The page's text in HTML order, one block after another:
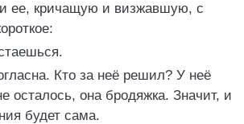
ее, кричащую и визжавшую, с
Кто за неё решил? У неё
осталось, она бродяжка. Значит, и
будет сама.